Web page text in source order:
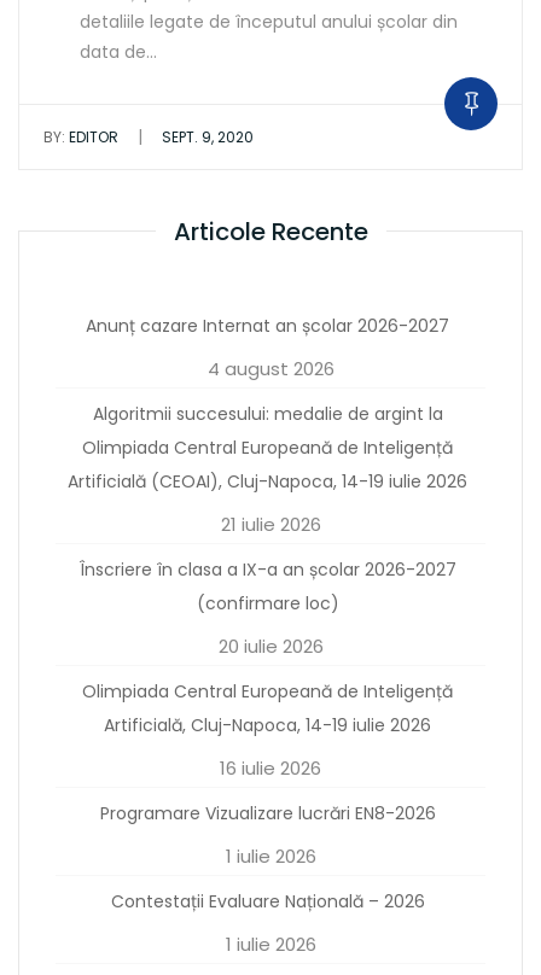
detaliile legate de începutul anului școlar din
data de…
BY: EDITOR | SEPT. 9, 2020
Articole Recente
Anunț cazare Internat an școlar 2026-2027
4 august 2026
Algoritmii succesului: medalie de argint la
Olimpiada Central Europeană de Inteligență
Artificială (CEOAI), Cluj-Napoca, 14-19 iulie 2026
21 iulie 2026
Înscriere în clasa a IX-a an școlar 2026-2027
(confirmare loc)
20 iulie 2026
Olimpiada Central Europeană de Inteligență
Artificială, Cluj-Napoca, 14-19 iulie 2026
16 iulie 2026
Programare Vizualizare lucrări EN8-2026
1 iulie 2026
Contestații Evaluare Națională – 2026
1 iulie 2026